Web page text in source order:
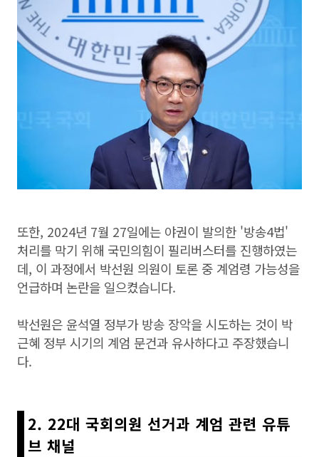
또한, 2024년 7월 27일에는 야권이 발의한 '방송4법'
처리를 막기 위해 국민의힘이 필리버스터를 진행하였는
데, 이 과정에서 박선원 의원이 토론 중 계엄령 가능성을
언급하며 논란을 일으켰습니다.
박선원은 윤석열 정부가 방송 장악을 시도하는 것이 박
근혜 정부 시기의 계엄 문건과 유사하다고 주장했습니
다.
2. 22대 국회의원 선거과 계엄 관련 유튜
브 채널